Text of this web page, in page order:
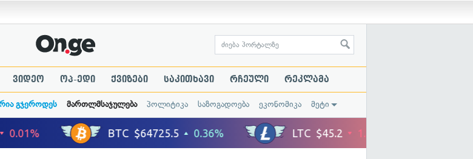
ვიდეო ოპ-ედი ქვიზები საკითხავი რჩეული რეკლამა
გჯეროდეს მართლმსაჯულება პოლიტიკა საზოგადოება ეკონომიკა მეტი